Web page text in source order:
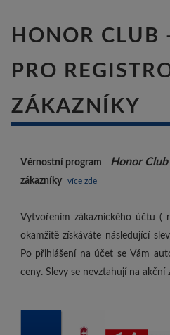
HONOR CLUB
PRO
ZÁKAZNÍKY
Věrnostní program Honor Club
zákazníky více zde
Vytvořením zákaznického účtu (
okamžitě získáváte následující
Po přihlášení na účet se Vám
ceny. Slevy se nevztahují na akční